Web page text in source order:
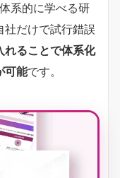
系的に学べる研
社だけで試行錯誤
れることで体系化
可能です。